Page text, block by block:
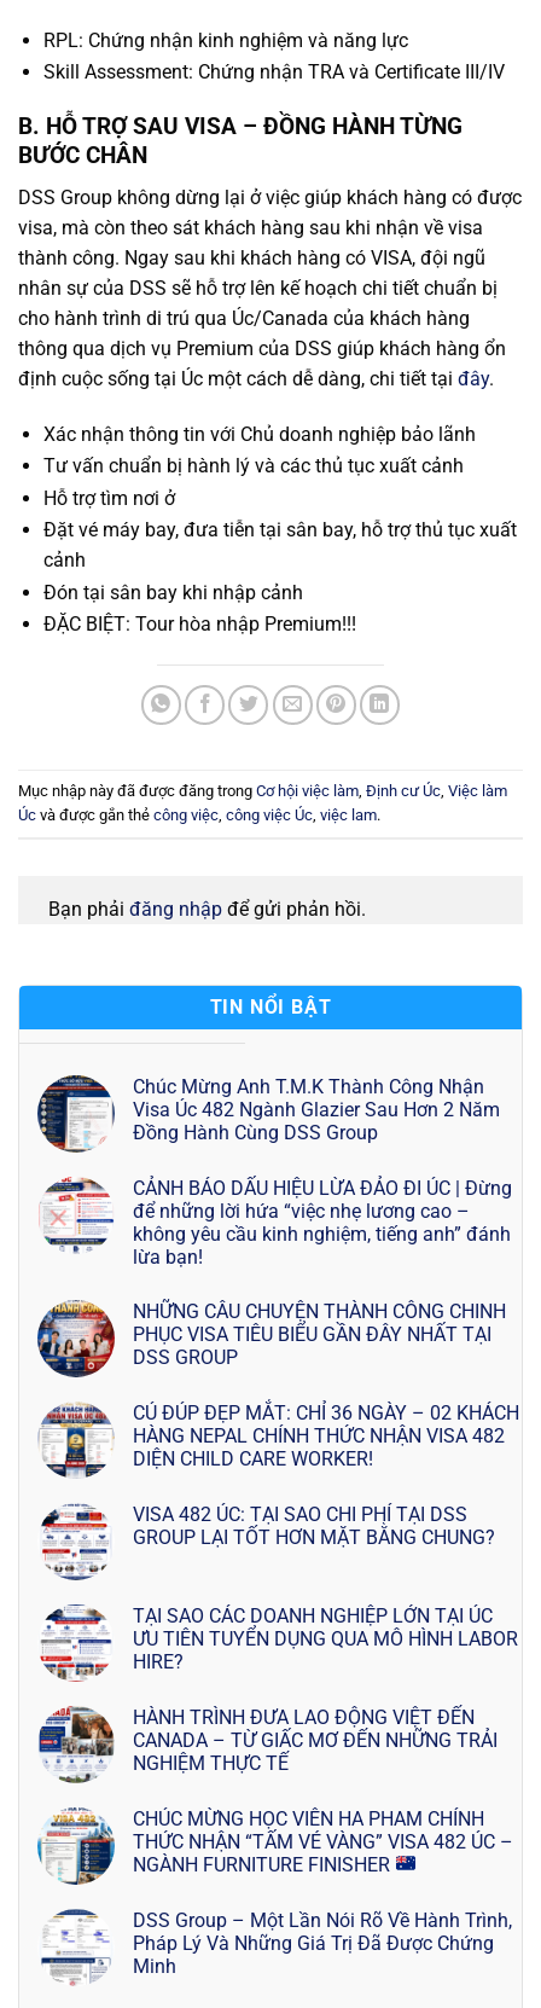
RPL: Chứng nhận kinh nghiệm và năng lực
Skill Assessment: Chứng nhận TRA và Certificate III/IV
B. HỖ TRỢ SAU VISA – ĐỒNG HÀNH TỪNG
BƯỚC CHÂN
DSS Group không dừng lại ở việc giúp khách hàng có được
visa, mà còn theo sát khách hàng sau khi nhận về visa
thành công. Ngay sau khi khách hàng có VISA, đội ngũ
nhân sự của DSS sẽ hỗ trợ lên kế hoạch chi tiết chuẩn bị
cho hành trình di trú qua Úc/Canada của khách hàng
thông qua dịch vụ Premium của DSS giúp khách hàng ổn
định cuộc sống tại Úc một cách dễ dàng, chi tiết tại đây.
Xác nhận thông tin với Chủ doanh nghiệp bảo lãnh
Tư vấn chuẩn bị hành lý và các thủ tục xuất cảnh
Hỗ trợ tìm nơi ở
Đặt vé máy bay, đưa tiễn tại sân bay, hỗ trợ thủ tục xuất
cảnh
Đón tại sân bay khi nhập cảnh
ĐẶC BIỆT: Tour hòa nhập Premium!!!
Mục nhập này đã được đăng trong Cơ hội việc làm Định cư Úc Việc làm
Úc và được gắn thẻ công việc công việc Úc việc lam.
Bạn phải đăng nhập để gửi phản hồi.
TIN NỔI BẬT
Chúc Mừng Anh T.M.K Thành Công Nhận
Visa Úc 482 Ngành Glazier Sau Hơn 2 Năm
Đồng Hành Cùng DSS Group
CẢNH BÁO DẤU HIỆU LỪA ĐẢO ĐI ÚC | Đừng
để những lời hứa “việc nhẹ lương cao –
không yêu cầu kinh nghiệm, tiếng anh” đánh
lừa bạn!
NHỮNG CÂU CHUYỆN THÀNH CÔNG CHINH
PHỤC VISA TIÊU BIỂU GẦN ĐÂY NHẤT TẠI
DSS GROUP
CÚ ĐÚP ĐẸP MẮT: CHỈ 36 NGÀY – 02 KHÁCH
HÀNG NEPAL CHÍNH THỨC NHẬN VISA 482
DIỆN CHILD CARE WORKER!
VISA 482 ÚC: TẠI SAO CHI PHÍ TẠI DSS
GROUP LẠI TỐT HƠN MẶT BẰNG CHUNG?
TẠI SAO CÁC DOANH NGHIỆP LỚN TẠI ÚC
ƯU TIÊN TUYỂN DỤNG QUA MÔ HÌNH LABOR
HIRE?
HÀNH TRÌNH ĐƯA LAO ĐỘNG VIỆT ĐẾN
CANADA – TỪ GIẤC MƠ ĐẾN NHỮNG TRẢI
NGHIỆM THỰC TẾ
CHÚC MỪNG HỌC VIÊN HA PHAM CHÍNH
THỨC NHẬN “TẤM VÉ VÀNG” VISA 482 ÚC –
NGÀNH FURNITURE FINISHER
DSS Group – Một Lần Nói Rõ Về Hành Trình,
Pháp Lý Và Những Giá Trị Đã Được Chứng
Minh